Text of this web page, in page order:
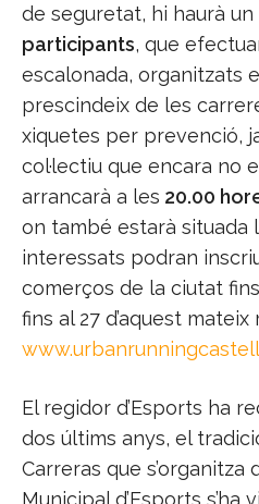
de seguretat, hi haurà un
participants, que
escalonada, organitzats
prescindeix de les
xiquetes per prevenció,
col·lectiu que encara no
arrancarà a les 20.00
on també estarà situada
interessats podran
comerços de la ciutat
fins al 27 d’aquest
El regidor d’Esports ha
dos últims anys, el
Carreras que s’organitza
Municipal d’Esports s’ha